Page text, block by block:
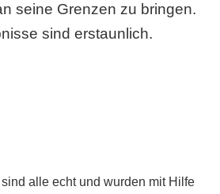
seine Grenzen zu bringen.
sind erstaunlich.
alle echt und wurden mit Hilfe